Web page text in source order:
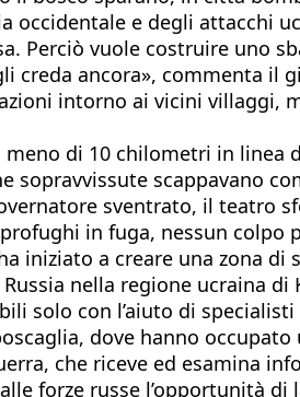
occidentale e degli attacchi
Perciò vuole costruire uno
creda ancora», commenta
intorno ai vicini
di 10 chilometri in
scappavano
sventrato, il teatro
in fuga, nessun
iniziato a creare una zona di
Russia nella regione
solo con l’aiuto di
dove hanno
che riceve ed esamina
forze russe l’opportunità